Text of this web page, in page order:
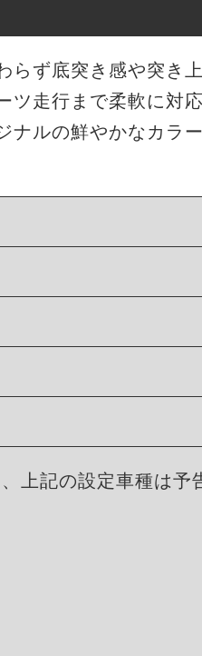
らず底突き感や突き
ツ走行まで柔軟に対
ナルの鮮やかなカラ
上記の設定車種は予